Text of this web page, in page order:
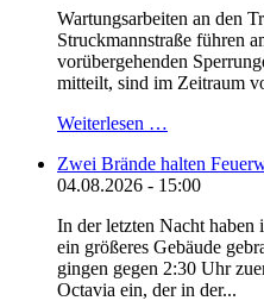
Wartungsarbeiten an den
Struckmannstraße führen
vorübergehenden
mitteilt, sind im Zeitraum
Weiterlesen …
Zwei Brände halten
04.08.2026 - 15:00
In der letzten Nacht haben
ein größeres Gebäude
gingen gegen 2:30 Uhr
Octavia ein, der in der...